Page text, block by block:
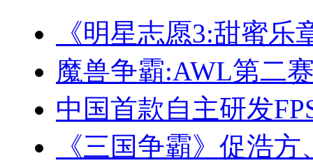
《明星志愿3:甜蜜
魔兽争霸:AWL第二
中国首款自主研发
《三国争霸》促浩